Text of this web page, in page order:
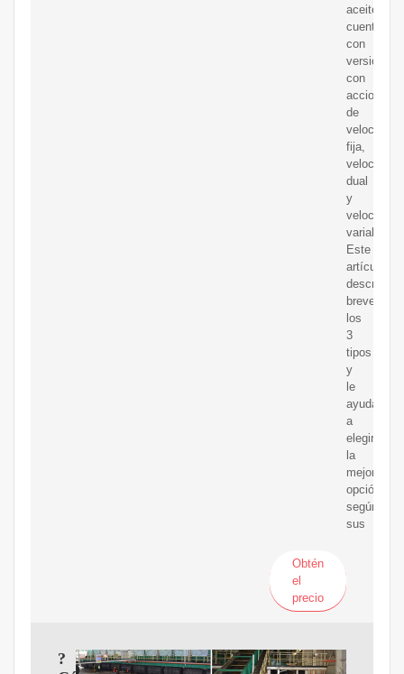
aceite
cuenta
con
versiones
con
de
velocidad
fija,
velocidad
dual
y
velocidad
variable.
Este
artículo
describe
los
3
tipos
y
le
ayuda
a
elegir
la
mejor
opción
según
sus
Obtén
el
precio
?